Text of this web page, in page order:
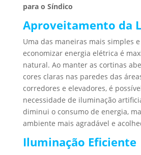
para o Síndico
Aproveitamento da
Uma das maneiras mais simples
economizar energia elétrica é
natural. Ao manter as cortinas
cores claras nas paredes das
corredores e elevadores, é
necessidade de iluminação
diminui o consumo de energia,
ambiente mais agradável e
Iluminação Eficiente